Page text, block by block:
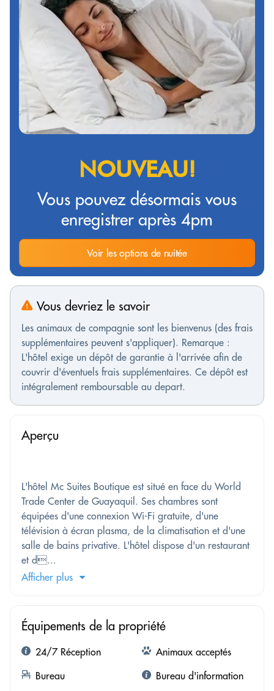
NOUVEAU!
Vous pouvez désormais vous
enregistrer après 4pm
Voir les options de nuitée
Vous devriez le savoir
Les animaux de compagnie sont les bienvenus (des frais
supplémentaires peuvent s'appliquer). Remarque :
L'hôtel exige un dépôt de garantie à l'arrivée afin de
couvrir d'éventuels frais supplémentaires. Ce dépôt est
intégralement remboursable au depart.
Aperçu
L'hôtel Mc Suites Boutique est situé en face du World
Trade Center de Guayaquil. Ses chambres sont
équipées d'une connexion Wi-Fi gratuite, d'une
télévision à écran plasma, de la climatisation et d'une
salle de bains privative. L'hôtel dispose d'un restaurant
et d...
Afficher plus
Équipements de la propriété
24/7 Réception
Animaux acceptés
Bureau
Bureau d'information